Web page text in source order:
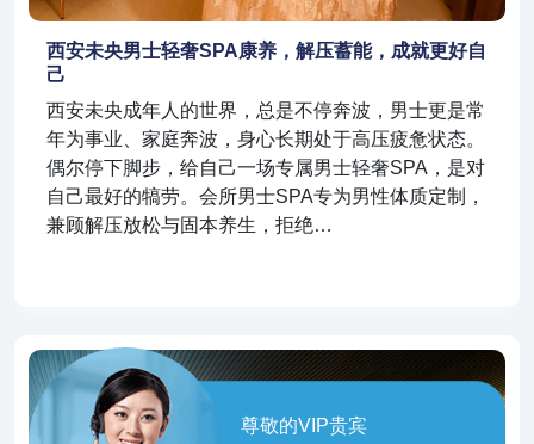
尊敬的VIP贵宾
西安未央男士轻奢SPA康养，解压蓄能，成就更好自
己
西安未央成年人的世界，总是不停奔波，男士更是常
年为事业、家庭奔波，身心长期处于高压疲惫状态。
偶尔停下脚步，给自己一场专属男士轻奢SPA，是对
自己最好的犒劳。会所男士SPA专为男性体质定制，
兼顾解压放松与固本养生，拒绝…